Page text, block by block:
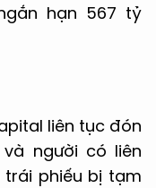
hạn 567 tỷ
liên tục đón
người có liên
phiếu bị tạm